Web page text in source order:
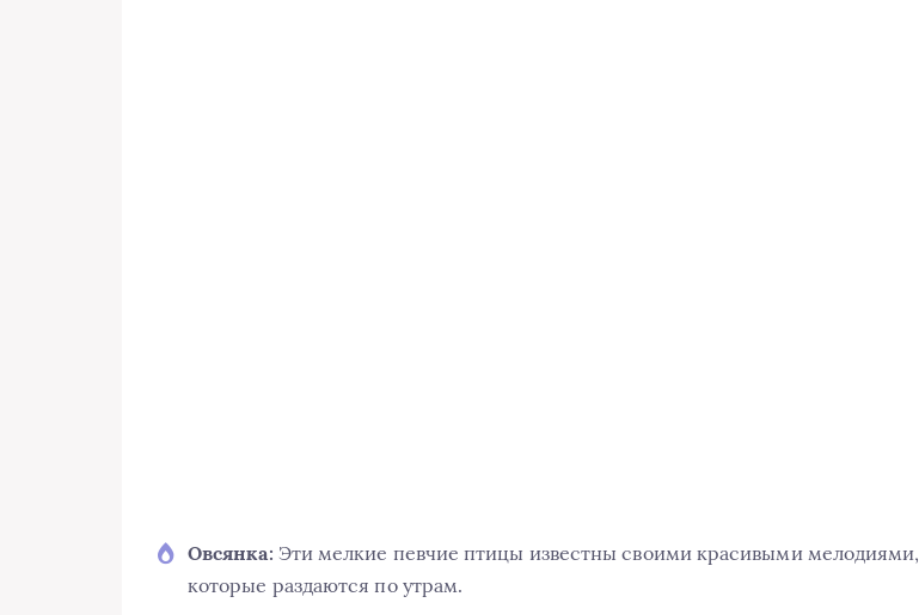
Овсянка: Эти мелкие певчие птицы известны своими красивыми мелодиями,
которые раздаются по утрам.